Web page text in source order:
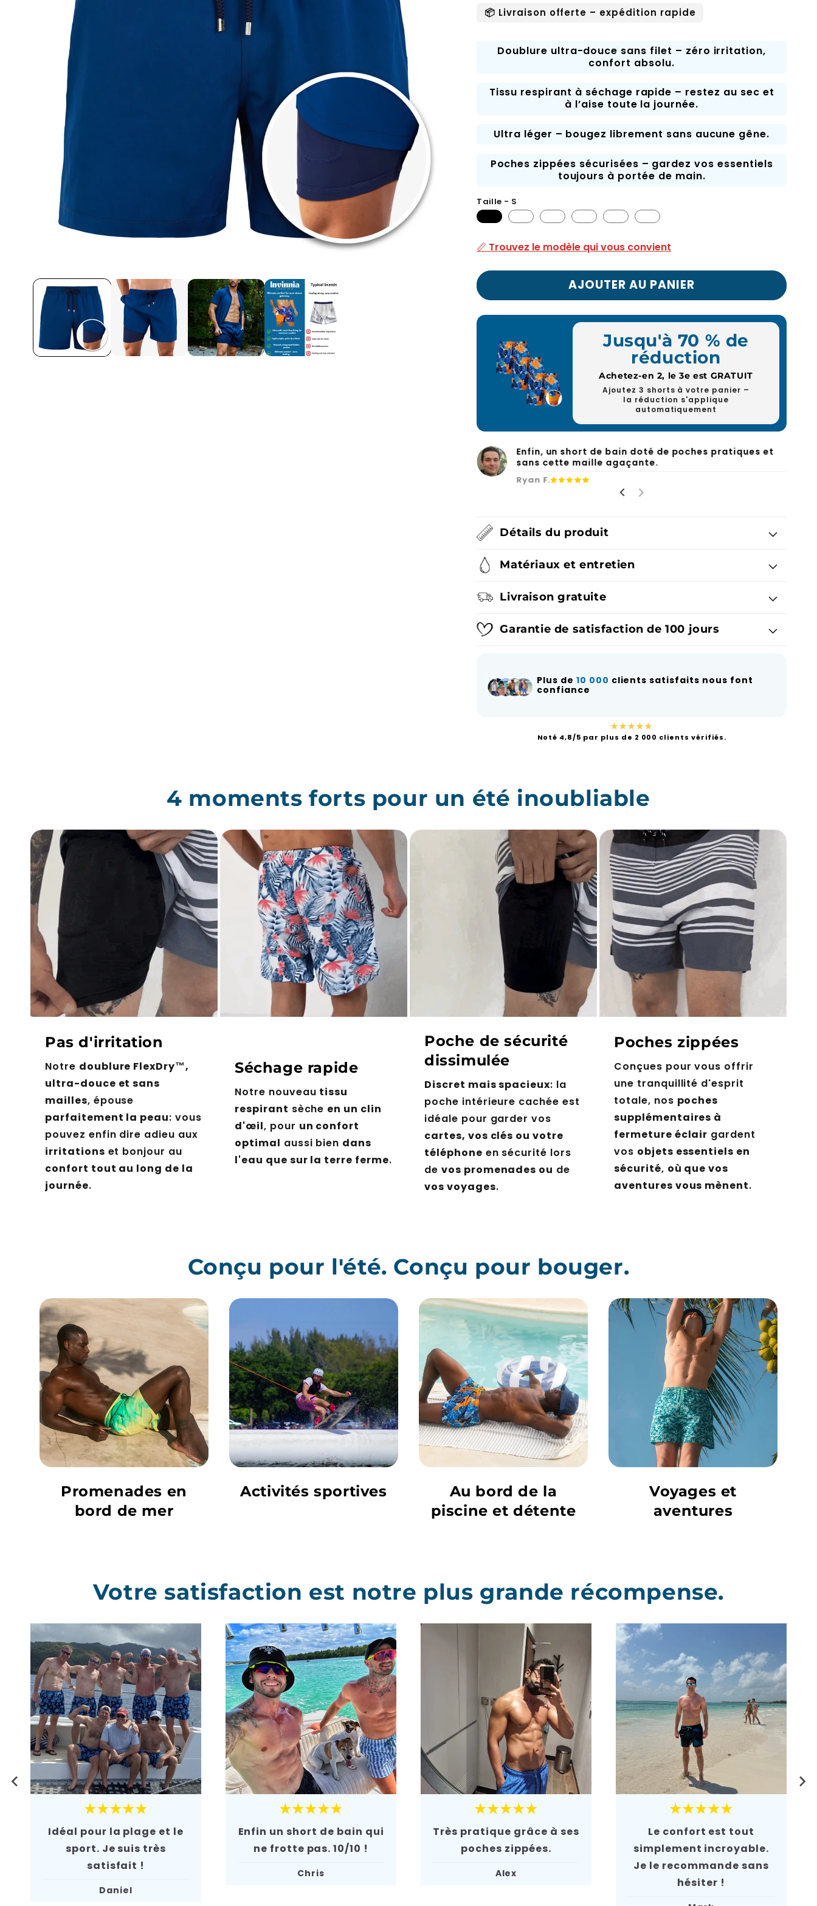
📦 Livraison offerte – expédition rapide
Doublure ultra-douce sans filet – zéro irritation,
confort absolu.
Tissu respirant à séchage rapide – restez au sec et
à l’aise toute la journée.
Ultra léger – bougez librement sans aucune gêne.
Poches zippées sécurisées – gardez vos essentiels
toujours à portée de main.
Taille - S
📏 Trouvez le modèle qui vous convient
AJOUTER AU PANIER
Jusqu'à 70 % de
réduction
Achetez-en 2, le 3e est GRATUIT
Ajoutez 3 shorts à votre panier –
la réduction s'applique
automatiquement
Enfin, un short de bain doté de poches pratiques et
sans cette maille agaçante.
Ryan F.
Détails du produit
Matériaux et entretien
Livraison gratuite
Garantie de satisfaction de 100 jours
Plus de 10 000 clients satisfaits nous font
confiance
★★★★★
Noté 4,8/5 par plus de 2 000 clients vérifiés.
4 moments forts pour un été inoubliable
Pas d'irritation
Notre doublure FlexDry™,
ultra-douce et sans
mailles, épouse
parfaitement la peau: vous
pouvez enfin dire adieu aux
irritations et bonjour au
confort tout au long de la
journée.
Séchage rapide
Notre nouveau tissu
respirant sèche en un clin
d'œil, pour un confort
optimal aussi bien dans
l'eau que sur la terre ferme.
Poche de sécurité
dissimulée
Discret mais spacieux: la
poche intérieure cachée est
idéale pour garder vos
cartes, vos clés ou votre
téléphone en sécurité lors
de vos promenades ou de
vos voyages.
Poches zippées
Conçues pour vous offrir
une tranquillité d'esprit
totale, nos poches
supplémentaires à
fermeture éclair gardent
vos objets essentiels en
sécurité, où que vos
aventures vous mènent.
Conçu pour l'été. Conçu pour bouger.
Promenades en
bord de mer
Activités sportives
Au bord de la
piscine et détente
Voyages et
aventures
Votre satisfaction est notre plus grande récompense.
★★★★★
Idéal pour la plage et le
sport. Je suis très
satisfait !
Daniel
★★★★★
Enfin un short de bain qui
ne frotte pas. 10/10 !
Chris
★★★★★
Très pratique grâce à ses
poches zippées.
Alex
★★★★★
Le confort est tout
simplement incroyable.
Je le recommande sans
hésiter !